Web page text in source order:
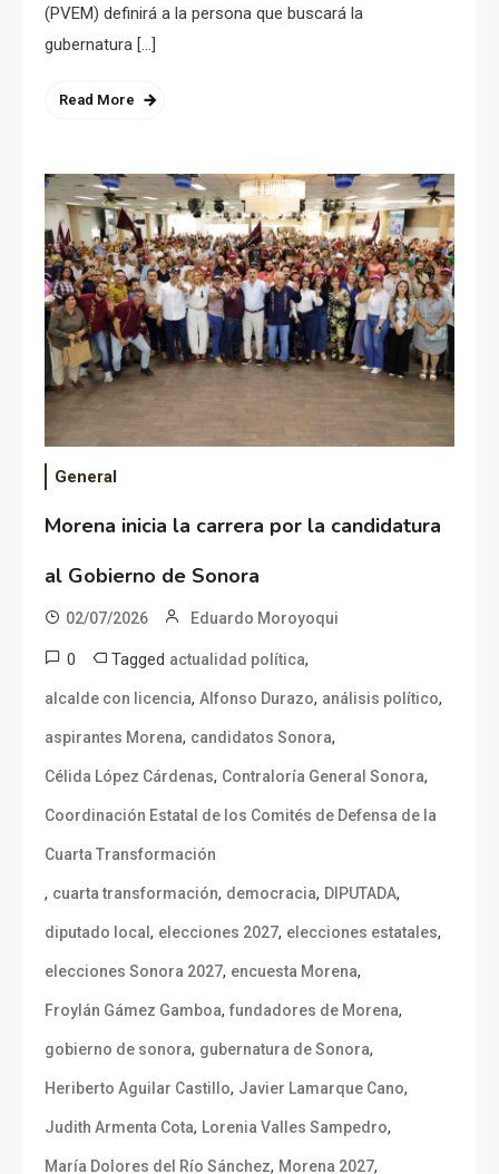
(PVEM) definirá a la persona que buscará la
gubernatura […]
Read More
General
Morena inicia la carrera por la candidatura
al Gobierno de Sonora
02/07/2026 Eduardo Moroyoqui
0 Tagged actualidad política,
alcalde con licencia, Alfonso Durazo, análisis político,
aspirantes Morena, candidatos Sonora,
Célida López Cárdenas, Contraloría General Sonora,
Coordinación Estatal de los Comités de Defensa de la
Cuarta Transformación
, cuarta transformación, democracia, DIPUTADA,
diputado local , elecciones 2027, elecciones estatales,
elecciones Sonora 2027, encuesta Morena,
Froylán Gámez Gamboa, fundadores de Morena,
gobierno de sonora, gubernatura de Sonora,
Heriberto Aguilar Castillo, Javier Lamarque Cano,
Judith Armenta Cota, Lorenia Valles Sampedro,
María Dolores del Río Sánchez, Morena 2027,